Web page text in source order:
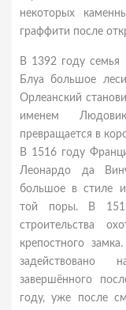
некоторых
граффити после
В 1392 году семья
Блуа большое
Орлеанский
именем
превращается в
В 1516 году
Леонардо да
большое в стиле
той поры. В
строительства
крепостного
задействовано
завершённого
году, уже после